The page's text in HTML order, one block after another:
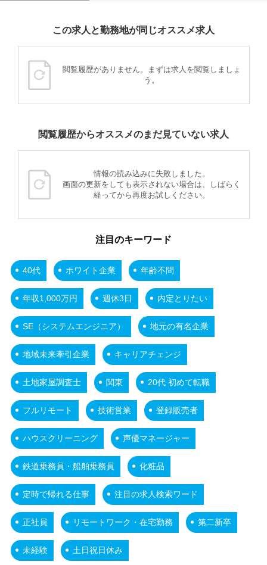
この求人と勤務地が同じオススメ求人
閲覧履歴がありません。まずは求人を閲覧しましょ
う。
閲覧履歴からオススメのまだ見ていない求人
情報の読み込みに失敗しました。
画面の更新をしても表示されない場合は、しばらく
経ってから再度お試しください。
注目のキーワード
40代 ホワイト企業 年齢不問
年収1,000万円 週休3日 内定とりたい
SE（システムエンジニア） 地元の有名企業
地域未来牽引企業 キャリアチェンジ
土地家屋調査士 関東 20代 初めて転職
フルリモート 技術営業 登録販売者
ハウスクリーニング 声優マネージャー
鉄道乗務員・船舶乗務員 化粧品
定時で帰れる仕事 注目の求人検索ワード
正社員 リモートワーク・在宅勤務 第二新卒
未経験 土日祝日休み